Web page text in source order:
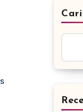
Cari